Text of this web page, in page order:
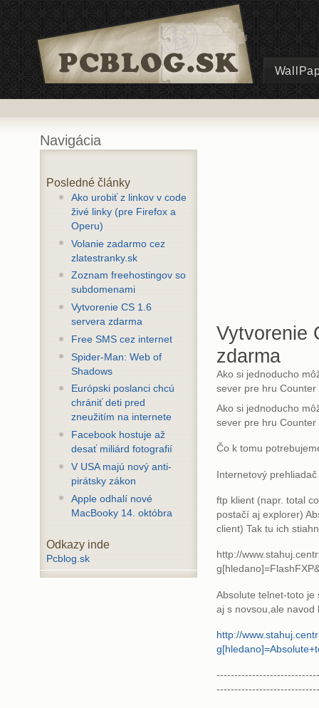
Navigácia
Posledné články
Ako urobiť z linkov v code
živé linky (pre Firefox a
Operu)
Volanie zadarmo cez
zlatestranky.sk
Zoznam freehostingov so
subdomenami
Vytvorenie CS 1.6
servera zdarma
Free SMS cez internet
Spider-Man: Web of
Shadows
Európski poslanci chcú
chrániť deti pred
zneužitím na internete
Facebook hostuje až
desať miliárd fotografií
V USA majú nový anti-
pirátsky zákon
Apple odhalí nové
MacBooky 14. októbra
Odkazy inde
Pcblog.sk
Vytvorenie
zdarma
Ako si jednoducho
sever pre hru Counter
Ako si jednoducho
sever pre hru Counter
Čo k tomu
Internetový prehliadač
ftp klient (napr. total
postačí aj explorer)
client) Tak tu ich
http://
Absolute telnet-toto je
aj s novsou,ale navod
http://